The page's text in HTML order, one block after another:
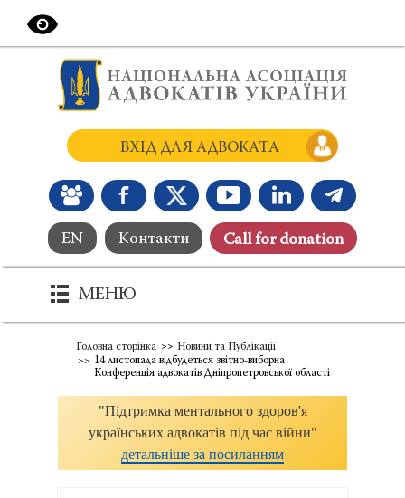
EN Контакти Сall for donation
ВХІД ДЛЯ АДВОКАТА
МЕНЮ
Головна сторінка
Новини та Публікації
14 листопада відбудеться звітно-виборна
Конференція адвокатів Дніпропетровської області
"Підтримка ментального здоров'я
українських адвокатів під час війни"
детальніше за посиланням